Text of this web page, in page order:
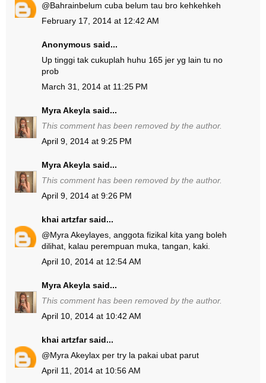
@Bahrainbelum cuba belum tau bro kehkehkeh
February 17, 2014 at 12:42 AM
Anonymous said...
Up tinggi tak cukuplah huhu 165 jer yg lain tu no
prob
March 31, 2014 at 11:25 PM
Myra Akeyla said...
This comment has been removed by the author.
April 9, 2014 at 9:25 PM
Myra Akeyla said...
This comment has been removed by the author.
April 9, 2014 at 9:26 PM
khai artzfarsaid...
@Myra Akeylayes, anggota fizikal kita yang boleh
dilihat, kalau perempuan muka, tangan, kaki.
April 10, 2014 at 12:54 AM
Myra Akeyla said...
This comment has been removed by the author.
April 10, 2014 at 10:42 AM
khai artzfarsaid...
@Myra Akeylax per try la pakai ubat parut
April 11, 2014 at 10:56 AM